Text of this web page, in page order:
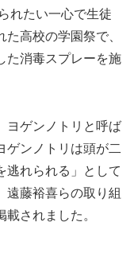
れたい一心で生徒
高校の学園祭で、
た消毒スプレーを施
ヨゲンノトリと呼ば
ゲンノトリは頭が二
逃れられる」として
遠藤裕喜らの取り組
されました。